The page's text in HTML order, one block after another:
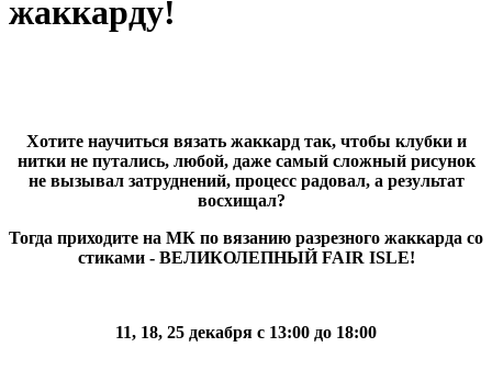
жаккарду!
Хотите научиться вязать жаккард так, чтобы клубки и
нитки не путались, любой, даже самый сложный рисунок
не вызывал затруднений, процесс радовал, а результат
восхищал?
Тогда приходите на МК по вязанию разрезного жаккарда со
стиками - ВЕЛИКОЛЕПНЫЙ FAIR ISLE!
11, 18, 25 декабря с 13:00 до 18:00